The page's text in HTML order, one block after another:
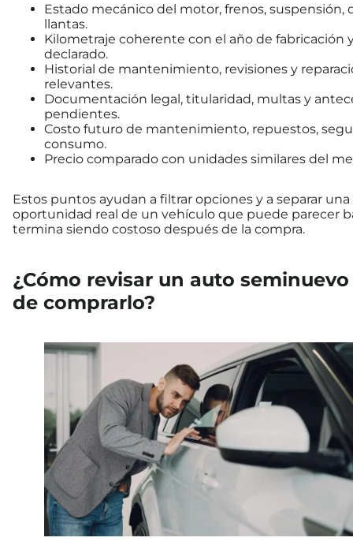
Estado mecánico del motor, frenos, suspensión,
llantas.
Kilometraje coherente con el año de fabricación
declarado.
Historial de mantenimiento, revisiones y
relevantes.
Documentación legal, titularidad, multas y
pendientes.
Costo futuro de mantenimiento, repuestos,
consumo.
Precio comparado con unidades similares del
Estos puntos ayudan a filtrar opciones y a separar una
oportunidad real de un vehículo que puede parecer
termina siendo costoso después de la compra.
¿Cómo revisar un auto
de comprarlo?